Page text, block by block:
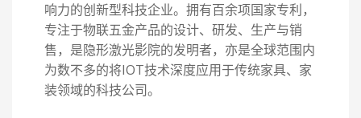
响力的创新型科技企业。拥有百余项国家专利，
专注于物联五金产品的设计、研发、生产与销
售，是隐形激光影院的发明者，亦是全球范围内
为数不多的将IOT技术深度应用于传统家具、家
装领域的科技公司。